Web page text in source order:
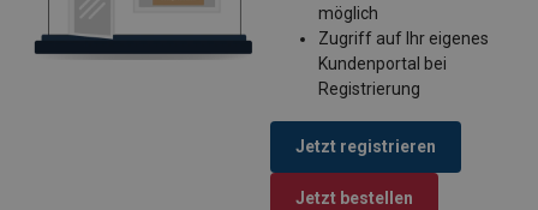
möglich
Zugriff auf Ihr eigenes
Kundenportal bei
Registrierung
Jetzt registrieren
Jetzt bestellen